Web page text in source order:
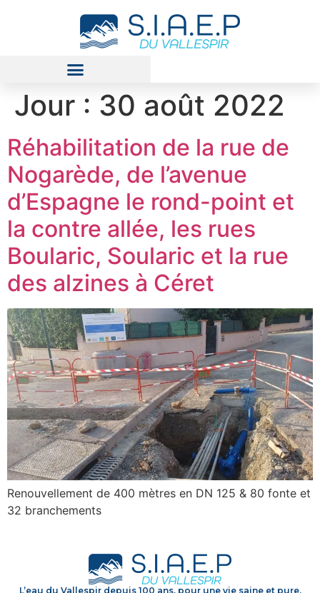
Jour : 30 août 2022
Réhabilitation de la rue de
Nogarède, de l’avenue
d’Espagne le rond-point et
la contre allée, les rues
Boularic, Soularic et la rue
des alzines à Céret
Renouvellement de 400 mètres en DN 125 & 80 fonte et
32 branchements
L’eau du Vallespir depuis 100 ans, pour une vie saine et pure.